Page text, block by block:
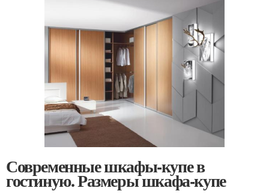
Современные шкафы-купе в
гостиную. Размеры шкафа-купе